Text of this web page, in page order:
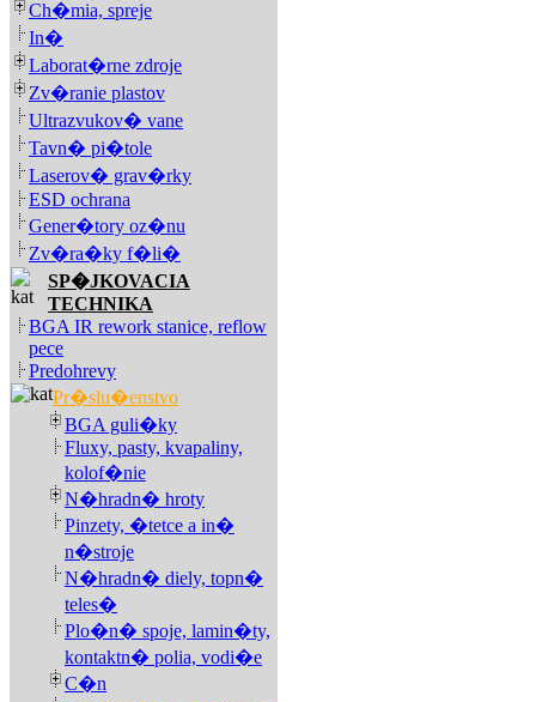
Ch�mia, spreje
In�
Laborat�rne zdroje
Zv�ranie plastov
Ultrazvukov� vane
Tavn� pi�tole
Laserov� grav�rky
ESD ochrana
Gener�tory oz�nu
Zv�ra�ky f�li�
SP�JKOVACIA
TECHNIKA
BGA IR rework stanice, reflow
pece
Predohrevy
Pr�slu�enstvo
BGA guli�ky
Fluxy, pasty, kvapaliny,
kolof�nie
N�hradn� hroty
Pinzety, �tetce a in�
n�stroje
N�hradn� diely, topn�
teles�
Plo�n� spoje, lamin�ty,
kontaktn� polia, vodi�e
C�n